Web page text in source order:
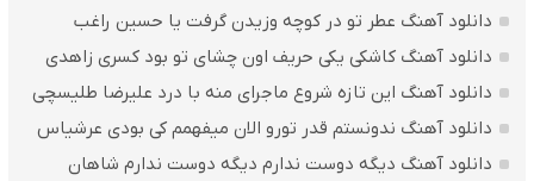
دانلود آهنگ عطر تو در کوچه وزیدن گرفت یا حسین راغب
دانلود آهنگ کاشکی یکی حریف اون چشای تو بود کسری زاهدی
دانلود آهنگ این تازه شروع ماجرای منه با درد علیرضا طلیسچی
دانلود آهنگ ندونستم قدر تورو الان میفهمم کی بودی عرشیاس
دانلود آهنگ دیگه دوست ندارم دیگه دوست ندارم شاهان